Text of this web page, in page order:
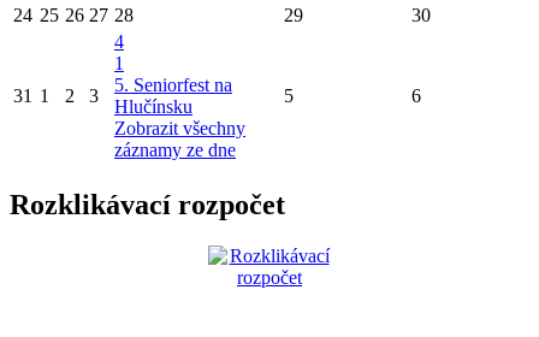
24 25 26 27 28 29 30
31 1 2 3
4
1
5. Seniorfest na
Hlučínsku
Zobrazit všechny
záznamy ze dne
5 6
Rozklikávací rozpočet